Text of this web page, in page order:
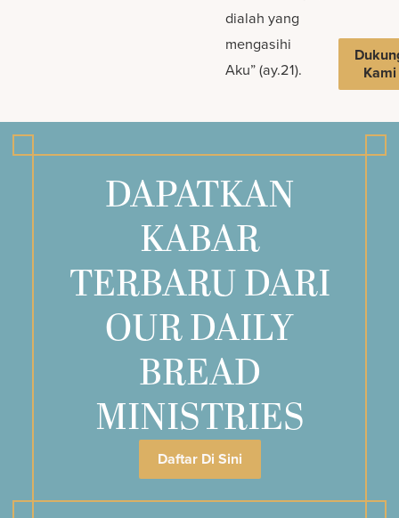
dialah yang
mengasihi
Aku” (ay.21).
Kami
DAPATKAN
KABAR
TERBARU DARI
OUR DAILY
BREAD
MINISTRIES
Daftar Di Sini